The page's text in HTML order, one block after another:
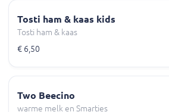
Tosti ham & kaas kids
Tosti ham & kaas
€ 6,50
Two Beecino
warme melk en Smarties